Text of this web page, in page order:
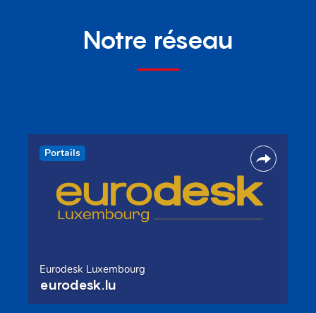
Notre réseau
Portails
Eurodesk Luxembourg
eurodesk.lu